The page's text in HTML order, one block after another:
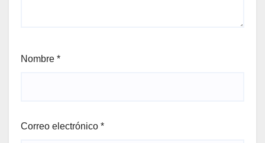
Nombre *
Correo electrónico *